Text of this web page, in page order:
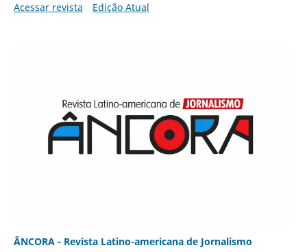
Acessar revista
Edição Atual
ÂNCORA - Revista Latino-americana de Jornalismo